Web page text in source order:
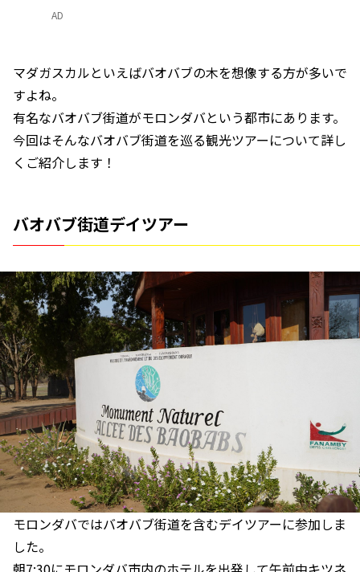
AD
マダガスカルといえばバオバブの木を想像する方が多いで
すよね。
有名なバオバブ街道がモロンダバという都市にあります。
今回はそんなバオバブ街道を巡る観光ツアーについて詳し
くご紹介します！
バオバブ街道デイツアー
モロンダバではバオバブ街道を含むデイツアーに参加しま
した。